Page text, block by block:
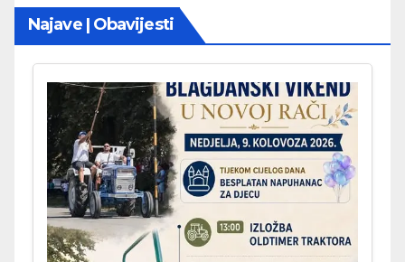
Najave | Obavijesti